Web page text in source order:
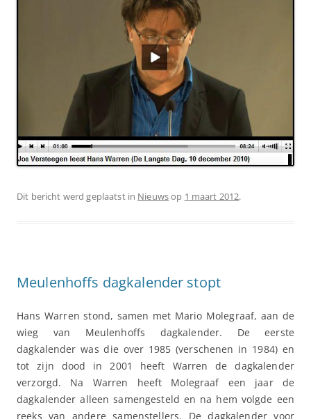
Dit bericht werd geplaatst in Nieuwsop 1 maart 2012.
Meulenhoffs dagkalender stopt
Hans Warren stond, samen met Mario Molegraaf, aan de
wieg van Meulenhoffs dagkalender. De eerste
dagkalender was die over 1985 (verschenen in 1984) en
tot zijn dood in 2001 heeft Warren de dagkalender
verzorgd. Na Warren heeft Molegraaf een jaar de
dagkalender alleen samengesteld en na hem volgde een
reeks van andere samenstellers. De dagkalender voor